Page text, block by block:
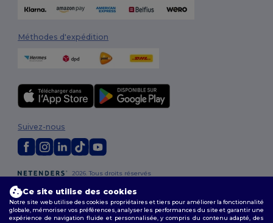
Méthodes d'expédition
2026. Tous droits réservés
Confidentialité|Politique de Cookies|
Suivez-nous
Ce site utilise des cookies
Notre site web utilise des cookies propriétaires et tiers pour améliorer la fonctionnalité
globale, mémoriser vos préférences, analyser les performances du site et garantir une
expérience de navigation fluide et personnalisée, y compris du contenu adapté, des